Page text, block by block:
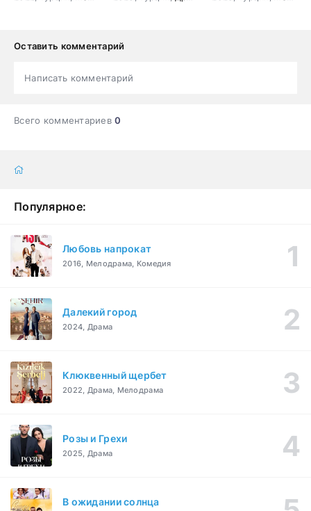
Оставить комментарий
Написать комментарий
Всего комментариев0
Популярное:
Любовь напрокат
2016, Мелодрама, Комедия
Далекий город
2024, Драма
Клюквенный щербет
2022, Драма, Мелодрама
Розы и Грехи
2025, Драма
В ожидании солнца